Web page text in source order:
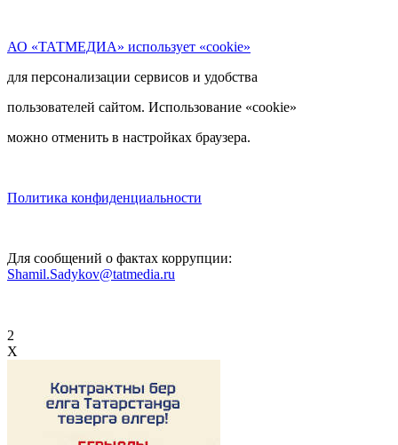
АО «ТАТМЕДИА» использует «cookie»
для персонализации сервисов и удобства
пользователей сайтом. Использование «cookie»
можно отменить в настройках браузера.
Политика конфиденциальности
Для сообщений о фактах коррупции:
Shamil.Sadykov@tatmedia.ru
2
X